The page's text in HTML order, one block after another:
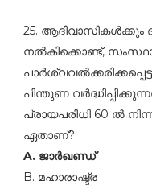
25. ആദിവാസികള്‍ക്കും
നല്‍കിക്കൊണ്ട്‌,
പിന്തുണ
പ്രായപരിധി 60 ല്‍
ഏതാണ്‌?
A. ജാര്‍ഖണ്ഡ്‌
B. മഹാരാഷ്ട്ര